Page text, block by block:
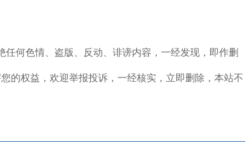
何色情、盗版、反动、诽谤内容，一经发现，即作删
的权益，欢迎举报投诉，一经核实，立即删除，本站不